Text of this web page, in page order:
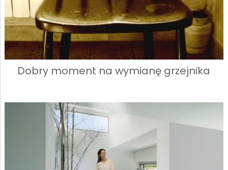
Dobry moment na wymianę grzejnika